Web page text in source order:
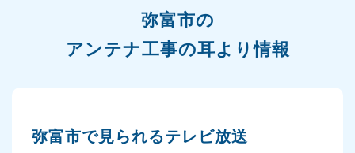
弥富市の
アンテナ工事の耳より情報
弥富市で見られるテレビ放送